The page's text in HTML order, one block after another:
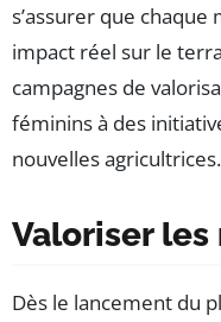
s’assurer que
impact réel sur le
campagnes de
féminins à des
nouvelles agricultrices.
Valoriser
Dès le lancement du